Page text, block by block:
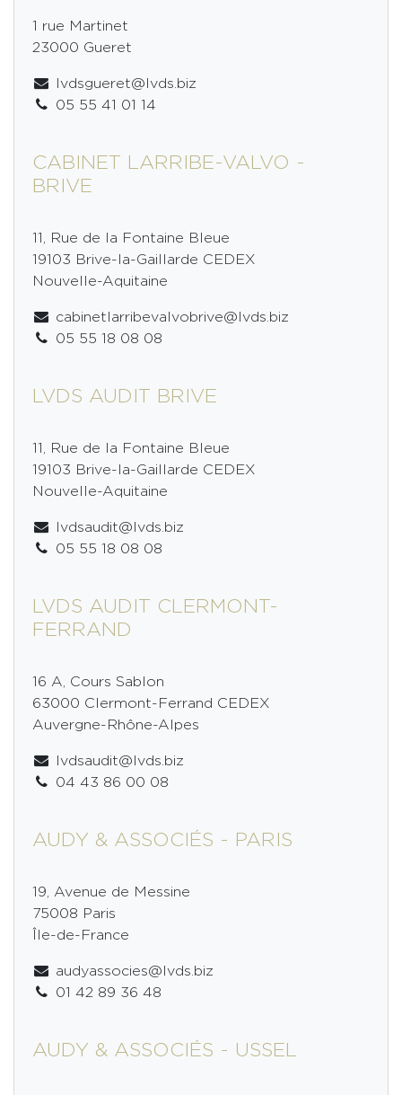
1 rue Martinet
23000 Gueret
lvdsgueret@lvds.biz
05 55 41 01 14
CABINET LARRIBE-VALVO -
BRIVE
11, Rue de la Fontaine Bleue
19103 Brive-la-Gaillarde CEDEX
Nouvelle-Aquitaine
cabinetlarribevalvobrive@lvds.biz
05 55 18 08 08
LVDS AUDIT BRIVE
11, Rue de la Fontaine Bleue
19103 Brive-la-Gaillarde CEDEX
Nouvelle-Aquitaine
lvdsaudit@lvds.biz
05 55 18 08 08
LVDS AUDIT CLERMONT-
FERRAND
16 A, Cours Sablon
63000 Clermont-Ferrand CEDEX
Auvergne-Rhône-Alpes
lvdsaudit@lvds.biz
04 43 86 00 08
AUDY & ASSOCIÉS - PARIS
19, Avenue de Messine
75008 Paris
Île-de-France
audyassocies@lvds.biz
01 42 89 36 48
AUDY & ASSOCIÉS - USSEL